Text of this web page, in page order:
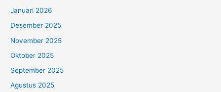
Januari 2026
Desember 2025
November 2025
Oktober 2025
September 2025
Agustus 2025